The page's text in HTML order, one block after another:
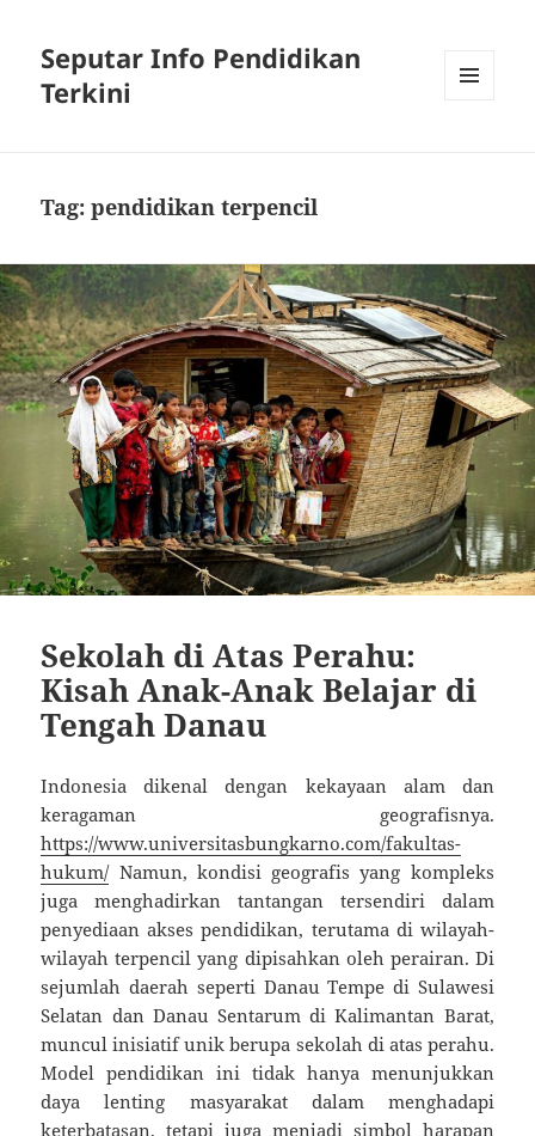
Seputar Info Pendidikan
Terkini
Tag:pendidikan terpencil
Sekolah di Atas Perahu:
Kisah Anak-Anak Belajar di
Tengah Danau
Indonesia dikenal dengan kekayaan alam dan
keragaman geografisnya.
https://www.universitasbungkarno.com/fakultas-
hukum/Namun, kondisi geografis yang kompleks
juga menghadirkan tantangan tersendiri dalam
penyediaan akses pendidikan, terutama di wilayah-
wilayah terpencil yang dipisahkan oleh perairan. Di
sejumlah daerah seperti Danau Tempe di Sulawesi
Selatan dan Danau Sentarum di Kalimantan Barat,
muncul inisiatif unik berupa sekolah di atas perahu.
Model pendidikan ini tidak hanya menunjukkan
daya lenting masyarakat dalam menghadapi
keterbatasan, tetapi juga menjadi simbol harapan